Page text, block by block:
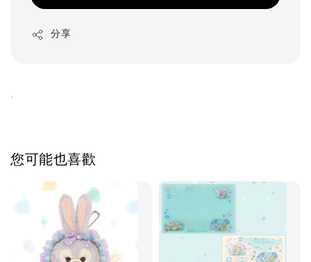
分享
.
您可能也喜歡